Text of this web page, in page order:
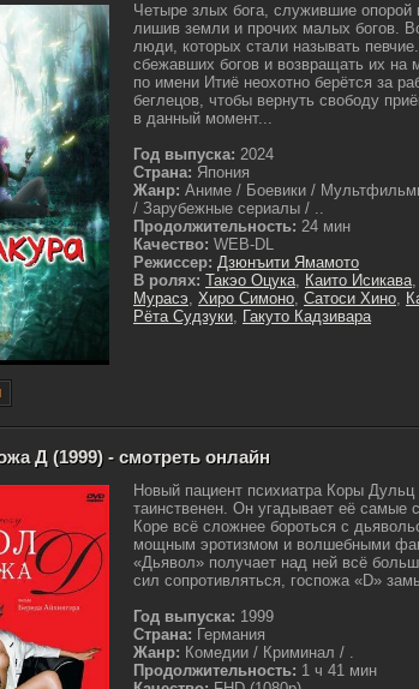
Четыре злых бога, служившие опорой
лишив земли и прочих малых богов.
люди, которых стали называть
сбежавших богов и возвращать их на
по имени Итиё неохотно берётся за
беглецов, чтобы вернуть свободу
в данный момент...
Год выпуска: 2024
Страна: Япония
Жанр: Аниме / Боевики /
/ Зарубежные сериалы / ..
Продолжительность: 24 мин
Качество: WEB-DL
Режиссер: Дзюнъити Ямамото
В ролях: Такэо Оцука, Каито Исикава,
Мурасэ, Хиро Симоно, Сатоси Хино,
Рёта Судзуки, Гакуто Кадзивара
Д (1999) - смотреть онлайн
Новый пациент психиатра Коры Дульц
таинственен. Он угадывает её самые
Коре всё сложнее бороться с
мощным эротизмом и волшебными
«Дьявол» получает над ней всё
сил сопротивляться, госпожа «D»
Год выпуска: 1999
Страна: Германия
Жанр: Комедии / Криминал / .
Продолжительность: 1 ч 41 мин